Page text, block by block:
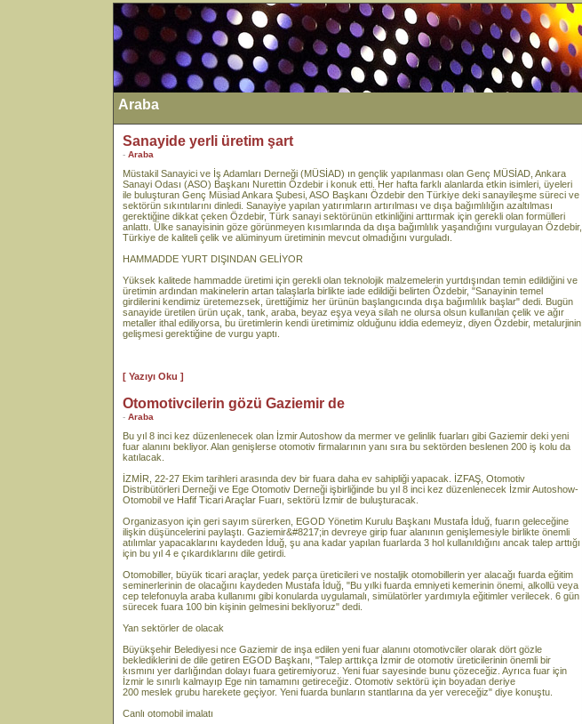
Araba
Sanayide yerli üretim şart
- Araba
Müstakil Sanayici ve İş Adamları Derneği (MÜSİAD) ın gençlik yapılanması olan Genç MÜSİAD, Ankara
Sanayi Odası (ASO) Başkanı Nurettin Özdebir i konuk etti. Her hafta farklı alanlarda etkin isimleri, üyeleri
ile buluşturan Genç Müsiad Ankara Şubesi, ASO Başkanı Özdebir den Türkiye deki sanayileşme süreci ve
sektörün sıkıntılarını dinledi. Sanayiye yapılan yatırımların artırılması ve dışa bağımlılığın azaltılması
gerektiğine dikkat çeken Özdebir, Türk sanayi sektörünün etkinliğini arttırmak için gerekli olan formülleri
anlattı. Ülke sanayisinin göze görünmeyen kısımlarında da dışa bağımlılık yaşandığını vurgulayan Özdebir,
Türkiye de kaliteli çelik ve alüminyum üretiminin mevcut olmadığını vurguladı.
HAMMADDE YURT DIŞINDAN GELİYOR
Yüksek kalitede hammadde üretimi için gerekli olan teknolojik malzemelerin yurtdışından temin edildiğini ve
üretimin ardından makinelerin artan talaşlarla birlikte iade edildiği belirten Özdebir, "Sanayinin temel
girdilerini kendimiz üretemezsek, ürettiğimiz her ürünün başlangıcında dışa bağımlılık başlar" dedi. Bugün
sanayide üretilen ürün uçak, tank, araba, beyaz eşya veya silah ne olursa olsun kullanılan çelik ve ağır
metaller ithal ediliyorsa, bu üretimlerin kendi üretimimiz olduğunu iddia edemeyiz, diyen Özdebir, metalurjinin
gelişmesi gerektiğine de vurgu yaptı.
[ Yazıyı Oku ]
Otomotivcilerin gözü Gaziemir de
- Araba
Bu yıl 8 inci kez düzenlenecek olan İzmir Autoshow da mermer ve gelinlik fuarları gibi Gaziemir deki yeni
fuar alanını bekliyor. Alan genişlerse otomotiv firmalarının yanı sıra bu sektörden beslenen 200 iş kolu da
katılacak.
İZMİR, 22-27 Ekim tarihleri arasında dev bir fuara daha ev sahipliği yapacak. İZFAŞ, Otomotiv
Distribütörleri Derneği ve Ege Otomotiv Derneği işbirliğinde bu yıl 8 inci kez düzenlenecek İzmir Autoshow-
Otomobil ve Hafif Ticari Araçlar Fuarı, sektörü İzmir de buluşturacak.
Organizasyon için geri sayım sürerken, EGOD Yönetim Kurulu Başkanı Mustafa İduğ, fuarın geleceğine
ilişkin düşüncelerini paylaştı. Gaziemir&#8217;in devreye girip fuar alanının genişlemesiyle birlikte önemli
atılımlar yapacaklarını kaydeden İduğ, şu ana kadar yapılan fuarlarda 3 hol kullanıldığını ancak talep arttığı
için bu yıl 4 e çıkardıklarını dile getirdi.
Otomobiller, büyük ticari araçlar, yedek parça üreticileri ve nostaljik otomobillerin yer alacağı fuarda eğitim
seminerlerinin de olacağını kaydeden Mustafa İduğ, "Bu yılki fuarda emniyeti kemerinin önemi, alkollü veya
cep telefonuyla araba kullanımı gibi konularda uygulamalı, simülatörler yardımıyla eğitimler verilecek. 6 gün
sürecek fuara 100 bin kişinin gelmesini bekliyoruz" dedi.
Yan sektörler de olacak
Büyükşehir Belediyesi nce Gaziemir de inşa edilen yeni fuar alanını otomotivciler olarak dört gözle
beklediklerini de dile getiren EGOD Başkanı, "Talep arttıkça İzmir de otomotiv üreticilerinin önemli bir
kısmını yer darlığından dolayı fuara getiremiyoruz. Yeni fuar sayesinde bunu çözeceğiz. Ayrıca fuar için
İzmir le sınırlı kalmayıp Ege nin tamamını getireceğiz. Otomotiv sektörü için boyadan deriye
200 meslek grubu harekete geçiyor. Yeni fuarda bunların stantlarına da yer vereceğiz" diye konuştu.
Canlı otomobil imalatı